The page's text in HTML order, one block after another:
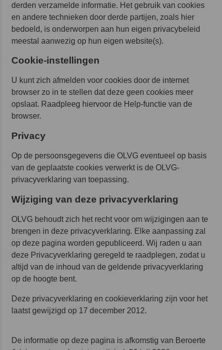
derden verzamelde informatie. Het gebruik van cookies
en andere technieken door derde partijen, zoals hier
bedoeld, is onderworpen aan hun eigen privacybeleid
meestal aanwezig op hun eigen website(s).
Cookie-instellingen
U kunt zich afmelden voor cookies door de internet
browser zo in te stellen dat deze geen cookies meer
opslaat. Raadpleeg hiervoor de Help-functie van de
browser.
Privacy
Op de persoonsgegevens die OLVG eventueel op basis
van de geplaatste cookies verwerkt is de OLVG-
privacyverklaring van toepassing.
Wijziging van deze privacyverklaring
OLVG behoudt zich het recht voor om wijzigingen aan te
brengen in deze privacyverklaring. Elke aanpassing zal
op deze pagina worden gepubliceerd. Wij raden u aan
deze Privacyverklaring geregeld te raadplegen, zodat u
altijd van de inhoud van de geldende privacyverklaring
op de hoogte bent.
Deze privacyverklaring en cookieverklaring zijn voor het
laatst gewijzigd op 17 december 2012.
De informatie op deze pagina is afkomstig van Beroerte